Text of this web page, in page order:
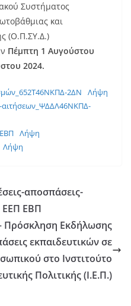
Συστήματος
και
(Ο.Π.ΣΥ.Δ.)
Πέμπτη 1 Αυγούστου
2024.
2ΔΝ
Λήψη
αιτήσεων_ΨΔΔΛ46ΝΚΠΔ-
Λήψη
Λήψη
αποσπάσεις-
ΕΕΠ ΕΒΠ
Πρόσκληση Εκδήλωσης
εκπαιδευτικών σε
στο Ινστιτούτο
Πολιτικής (Ι.Ε.Π.)